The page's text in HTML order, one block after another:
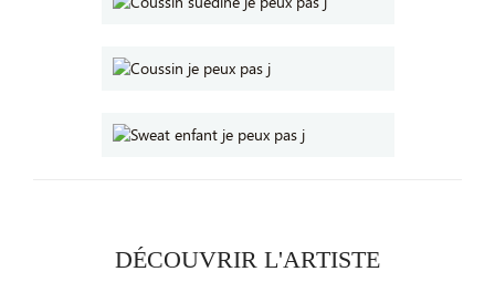
DÉCOUVRIR L'ARTISTE